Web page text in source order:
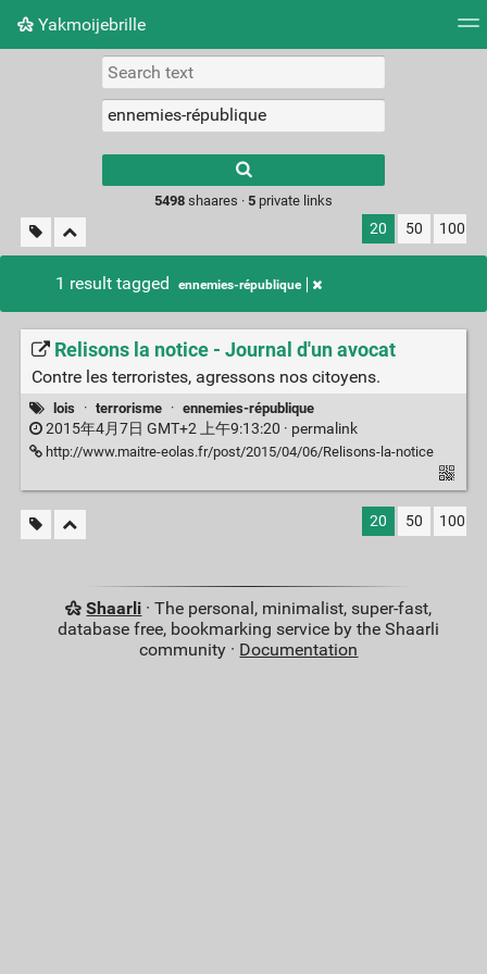
Yakmoijebrille
Picture wall
results.
5498shaares · 5private links
20 50 100
1 result tagged ennemies-république
Relisons la notice - Journal d'un avocat
Contre les terroristes, agressons nos citoyens.
lois · terrorisme · ennemies-république
2015年4月7日 GMT+2 上午9:13:20 · permalink
http://www.maitre-eolas.fr/post/2015/04/06/Relisons-la-notice
20 50 100
Shaarli · The personal, minimalist, super-fast,
database free, bookmarking service by the Shaarli
community · Documentation